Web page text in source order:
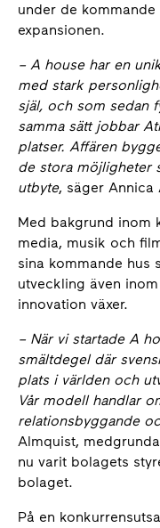
under de
expansionen.
– A house har en
med stark
själ, och som sedan
samma sätt jobbar
platser. Affären
de stora möjligheter
utbyte, säger Annica
Med bakgrund inom
media, musik och
sina kommande hus
utveckling även
innovation växer.
– När vi startade A
smältdegel där
plats i världen och
Vår modell handlar
relationsbyggande
Almquist,
nu varit bolagets
bolaget.
På en